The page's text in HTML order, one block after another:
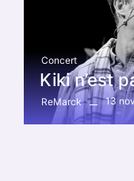
Concert
Kiki n’est
ReMarck 13